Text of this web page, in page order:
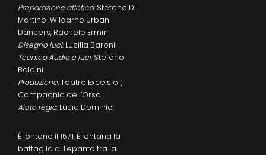
Preparazione atletica: Stefano Di
Martino-Wildarno Urban
Dancers, Rachele Ermini
Disegno luci: Lucilla Baroni
Tecnico Audio e luci: Stefano
Baldini
Produzione:Teatro Excelsior,
Compagnia dell’Orsa
Aiuto regia: Lucia Dominici
È lontano il 1571. È lontana la
battaglia di Lepanto tra la